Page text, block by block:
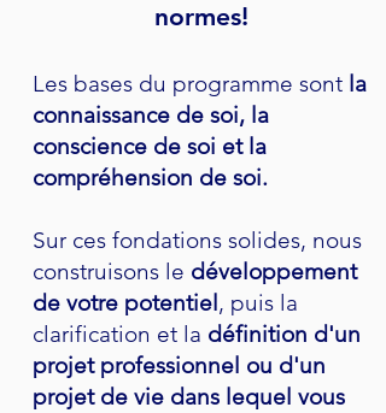
normes!
Les bases du programme sont la
connaissance de soi, la
conscience de soi et la
compréhension de soi.
Sur ces fondations solides, nous
construisons le développement
de votre potentiel, puis la
clarification et la définition d'un
projet professionnel ou d'un
projet de vie dans lequel vous